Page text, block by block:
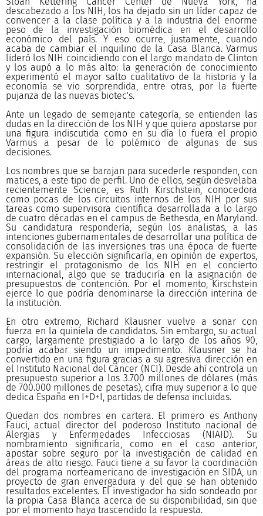
descabezado a los NIH, los ha dejado sin un líder capaz de
convencer a la clase política y a la industria del enorme
peso de la investigación biomédica en el desarrollo
económico del país. Y eso ocurre, justamente, cuando
acaba de cambiar el inquilino de la Casa Blanca. Varmus
lideró los NIH coincidiendo con el largo mandato de Clinton
y los aupó a lo más alto: la generación de conocimiento
experimentó el mayor salto cualitativo de la historia y la
economía se vio sorprendida, entre otras, por la fuerte
pujanza de las nuevas biotec's.
Ante un legado de semejante categoría, se entienden las
dudas en la dirección de los NIH y que quiera apostarse por
una figura indiscutida como en su día lo fuera el propio
Varmus a pesar de lo polémico de algunas de sus
decisiones.
Los nombres que se barajan para sucederle responden, con
matices, a este tipo de perfil. Uno de ellos, según desvelaba
recientemente Science, es Ruth Kirschstein, conocedora
como pocas de los circuitos internos de los NIH por sus
tareas como supervisora científica desarrollada a lo largo
de cuatro décadas en el campus de Bethesda, en Maryland.
Su candidatura respondería, según los analistas, a las
intenciones gubernamentales de desarrollar una política de
consolidación de las inversiones tras una época de fuerte
expansión. Su elección significaría, en opinión de expertos,
restringir el protagonismo de los NIH en el concierto
internacional, algo que se traduciría en la asignación de
presupuestos de contención. Por el momento, Kirschstein
ejerce lo que podría denominarse la dirección interina de
la institución.
En otro extremo, Richard Klausner vuelve a sonar con
fuerza en la quiniela de candidatos. Sin embargo, su actual
cargo, largamente prestigiado a lo largo de los años 90,
podría acabar siendo un impedimento. Klausner se ha
convertido en una figura gracias a su agresiva dirección en
el Instituto Nacional del Cáncer (NCI). Desde ahí controla un
presupuesto superior a los 3.700 millones de dólares (más
de 700.000 millones de pesetas), cifra muy superior a lo que
dedica España en I+D+I, partidas de defensa incluidas.
Quedan dos nombres en cartera. El primero es Anthony
Fauci, actual director del poderoso Instituto nacional de
Alergias y Enfermedades Infecciosas (NIAID). Su
nombramiento significaría, como en el caso anterior,
apostar sobre seguro por la investigación de calidad en
áreas de alto riesgo. Fauci tiene a su favor la coordinación
del programa norteamericano de investigación en SIDA, un
proyecto de gran envergadura y del que se han obtenido
resultados excelentes. El investigador ha sido sondeado por
la propia Casa Blanca acerca de su disponibilidad, sin que
por el momento haya trascendido la respuesta.